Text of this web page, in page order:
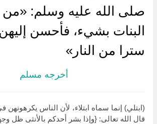
صلى الله عليه وسلم: «من
البنات بشيء، فأحسن
سترا من النار»
أخرجه مسلم
(ابتلي) إنما سماه ابتلاء، لأن الناس يكرهونهن
قال الله تعالى: {وإذا بشر أحدكم بالأنثى ظل